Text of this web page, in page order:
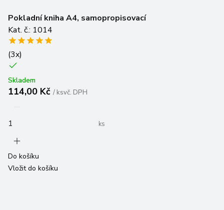
Pokladní kniha A4, samopropisovací
Kat. č.: 1014
(3x)
Skladem
114,00 Kč /ksvč. DPH
ks
Do košíku
Vložit do košíku